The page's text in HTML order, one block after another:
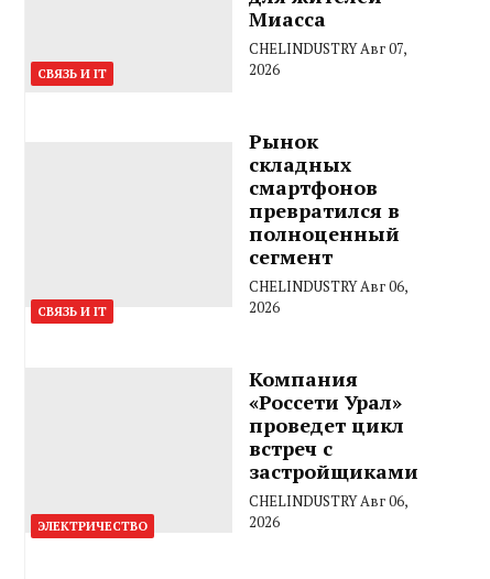
СВЯЗЬ И IT
Миасса
CHELINDUSTRYАвг 07,
2026
СВЯЗЬ И IT
Рынок
складных
смартфонов
превратился в
полноценный
сегмент
CHELINDUSTRYАвг 06,
2026
ЭЛЕКТРИЧЕСТВО
Компания
«Россети Урал»
проведет цикл
встреч с
застройщиками
CHELINDUSTRYАвг 06,
2026